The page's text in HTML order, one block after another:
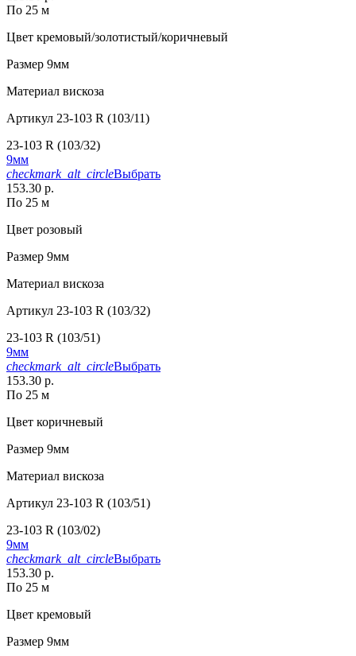
По 25 м
Цвет кремовый/золотистый/коричневый
Размер 9мм
Материал вискоза
Артикул 23-103 R (103/11)
23-103 R (103/32)
9мм
checkmark_alt_circleВыбрать
153.30 р.
По 25 м
Цвет розовый
Размер 9мм
Материал вискоза
Артикул 23-103 R (103/32)
23-103 R (103/51)
9мм
checkmark_alt_circleВыбрать
153.30 р.
По 25 м
Цвет коричневый
Размер 9мм
Материал вискоза
Артикул 23-103 R (103/51)
23-103 R (103/02)
9мм
checkmark_alt_circleВыбрать
153.30 р.
По 25 м
Цвет кремовый
Размер 9мм